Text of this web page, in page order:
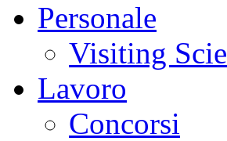
Personale
Visiting
Lavoro
Concorsi